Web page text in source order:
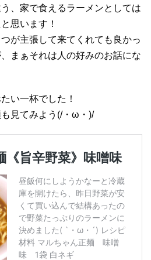
、家で食えるラーメンとしては
思います！
が主張して来てくれても良かっ
まぁそれは人の好みのお話にな
い一杯でした！
見てみよう(/・ω・)/